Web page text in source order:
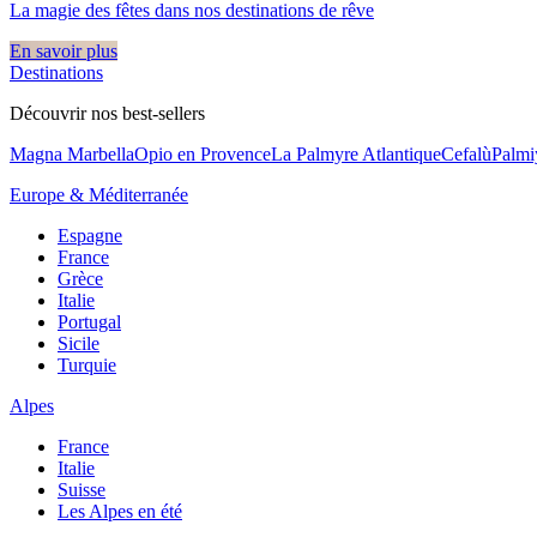
La magie des fêtes dans nos destinations de rêve​
En savoir plus
Destinations
Découvrir nos best-sellers
Magna MarbellaOpio en ProvenceLa Palmyre AtlantiqueCefalù
Europe & Méditerranée
Espagne
France
Grèce
Italie
Portugal
Sicile
Turquie
Alpes
France
Italie
Suisse
Les Alpes en été